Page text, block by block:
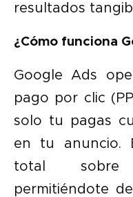
resultados
¿Cómo funciona
Google Ads
pago por clic
solo tu pagas
en tu anuncio.
total sobre
permitiéndote